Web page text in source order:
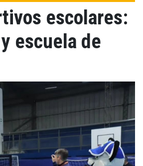
escolares:
escuela de